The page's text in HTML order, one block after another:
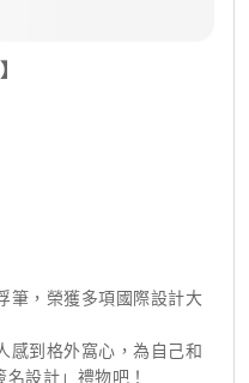
，榮獲多項國際設計大
感到格外窩心，為自己和
設計」禮物吧！